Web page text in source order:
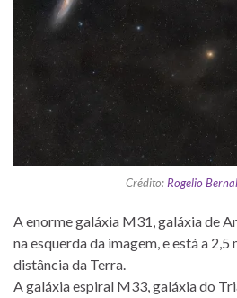
Crédito:Rogelio
A enorme galáxia M31, galáxia de
na esquerda da imagem, e está a
distância da Terra.
A galáxia espiral M33, galáxia do